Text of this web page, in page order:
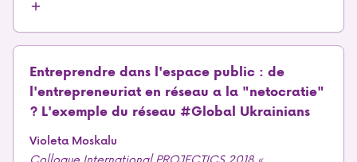
Entreprendre dans l'espace public : de
l'entrepreneuriat en réseau a la "netocratie"
? L'exemple du réseau #Global Ukrainians
Violeta Moskalu